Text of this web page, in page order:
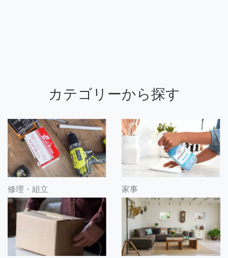
カテゴリーから探す
修理・組立 家事